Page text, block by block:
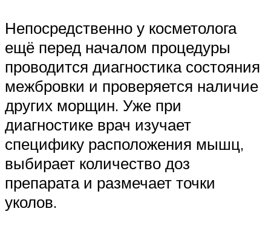
Непосредственно у косметолога
ещё перед началом процедуры
проводится диагностика состояния
межбровки и проверяется наличие
других морщин. Уже при
диагностике врач изучает
специфику расположения мышц,
выбирает количество доз
препарата и размечает точки
уколов.